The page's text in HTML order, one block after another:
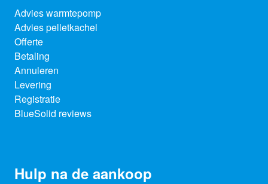
Advies warmtepomp
Advies pelletkachel
Offerte
Betaling
Annuleren
Levering
Registratie
BlueSolid reviews
Hulp na de aankoop